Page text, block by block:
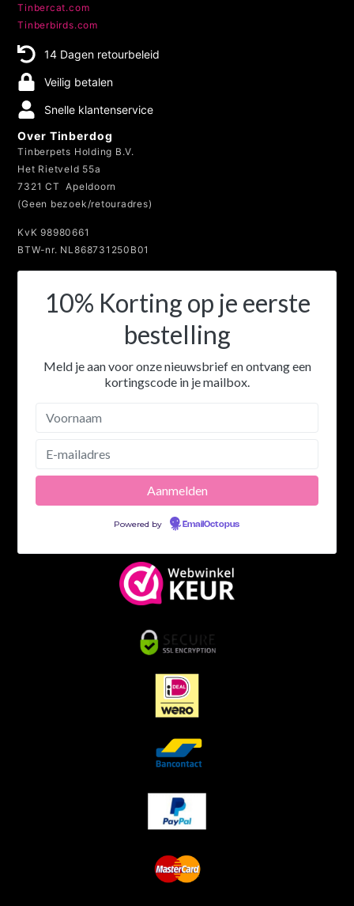
Tinbercat.com
Tinberbirds.com
14 Dagen retourbeleid
Veilig betalen
Snelle klantenservice
Over Tinberdog
Tinberpets Holding B.V.
Het Rietveld 55a
7321 CT Apeldoorn
(Geen bezoek/retouradres)
KvK 98980661
BTW-nr. NL868731250B01
10% Korting op je eerste
bestelling
Meld je aan voor onze nieuwsbrief en ontvang een
kortingscode in je mailbox.
Powered by EmailOctopus